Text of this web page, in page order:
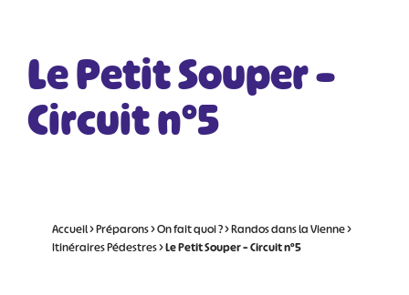
Le Petit Souper –
Circuit n°5
Accueil>Préparons>On fait quoi ?>Randos dans la Vienne>
Itinéraires Pédestres>Le Petit Souper – Circuit n°5